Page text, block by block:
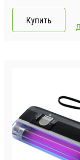
светодиодным
2600
Купить